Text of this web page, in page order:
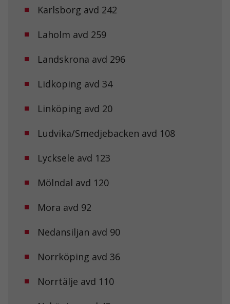
Karlsborg avd 242
Laholm avd 259
Landskrona avd 296
Lidköping avd 34
Linköping avd 20
Ludvika/Smedjebacken avd 108
Lycksele avd 123
Mölndal avd 120
Mora avd 92
Nedansiljan avd 90
Norrköping avd 36
Norrtälje avd 110